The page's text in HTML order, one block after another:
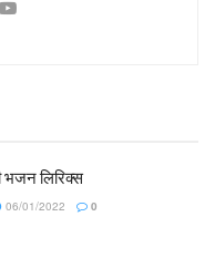
भजन लिरिक्स
06/01/2022 0